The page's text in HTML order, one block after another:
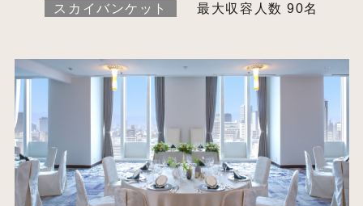
スカイバンケット 最大収容人数 90名